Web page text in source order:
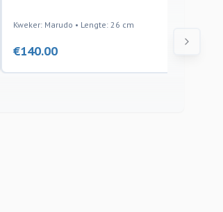
Kweker: Marudo • Lengte: 26 cm
€140.00